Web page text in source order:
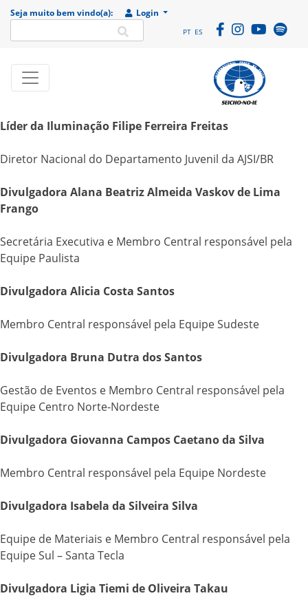
Seja muito bem vindo(a): Login
PT ES
SEICHO-NO-IE DO
Portal
Organização
religiosa SEICHO-
NO-IE DO BRASIL
Líder da Iluminação Filipe Ferreira Freitas
Diretor Nacional do Departamento Juvenil da AJSI/BR
Divulgadora Alana Beatriz Almeida Vaskov de Lima
Frango
Secretária Executiva e Membro Central responsável pela
Equipe Paulista
Divulgadora Alicia Costa Santos
Membro Central responsável pela Equipe Sudeste
Divulgadora Bruna Dutra dos Santos
Gestão de Eventos e Membro Central responsável pela
Equipe Centro Norte-Nordeste
Divulgadora Giovanna Campos Caetano da Silva
Membro Central responsável pela Equipe Nordeste
Divulgadora Isabela da Silveira Silva
Equipe de Materiais e Membro Central responsável pela
Equipe Sul – Santa Tecla
Divulgadora Ligia Tiemi de Oliveira Takau